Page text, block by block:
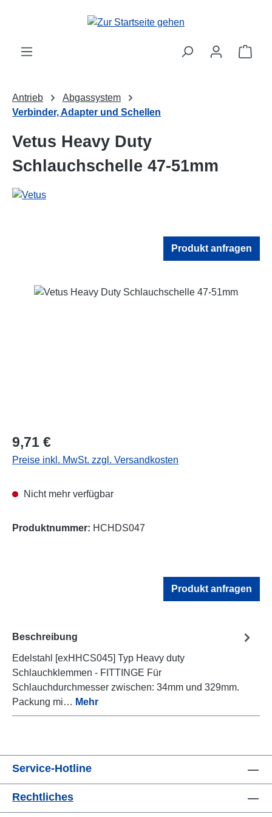
Zum Hauptinhalt springen
Antrieb
Abgassystem
Verbinder, Adapter und Schellen
Vetus Heavy Duty
Schlauchschelle 47-51mm
Produkt anfragen
Bildergalerie überspringen
Regulärer Preis:
9,71 €
Preise inkl. MwSt. zzgl. Versandkosten
Nicht mehr verfügbar
Produktnummer: HCHDS047
Produkt anfragen
Beschreibung
Edelstahl [exHHCS045] Typ Heavy duty
Schlauchklemmen - FITTINGE Für
Schlauchdurchmesser zwischen: 34mm und 329mm.
Packung mi… Mehr
Service-Hotline
Rechtliches